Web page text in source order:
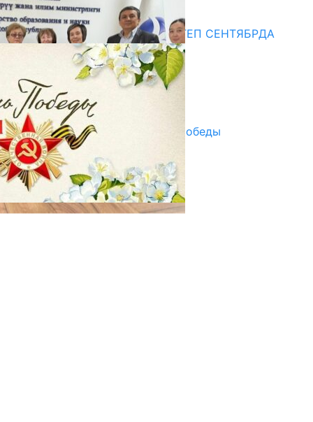
Медиа
СУЗАКТА 750 ОРУНДУУ МЕКТЕП СЕНТЯБРДА
ПАЙДАЛАНУУГА БЕРИЛЕТ
07.08.2025
Улуу Жеңиштин жандуу сөзү
29.04.2025
Награды в преддверии Дня Победы
29.04.2025